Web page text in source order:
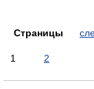
Страницы
1 2